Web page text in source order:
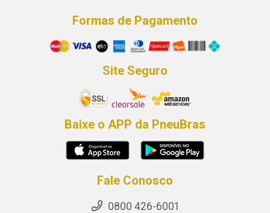
Formas de Pagamento
Site Seguro
Baixe o APP da PneuBras
Fale Conosco
0800 426-6001